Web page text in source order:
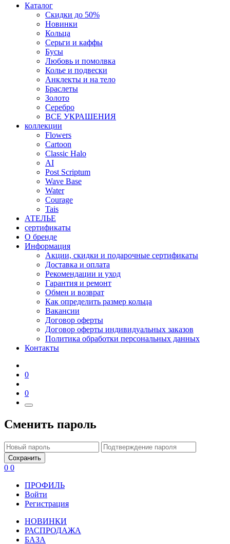
Каталог
Скидки до 50%
Новинки
Кольца
Серьги и каффы
Бусы
Любовь и помолвка
Колье и подвески
Анклекты и на тело
Браслеты
Золото
Серебро
ВСЕ УКРАШЕНИЯ
коллекции
Flowers
Cartoon
Classic Halo
AI
Post Scriptum
Wave Base
Water
Courage
Tais
АТЕЛЬЕ
сертификаты
О бренде
Информация
Акции, скидки и подарочные сертификаты
Доставка и оплата
Рекомендации и уход
Гарантия и ремонт
Обмен и возврат
Как определить размер кольца
Вакансии
Договор оферты
Договор оферты индивидуальных заказов
Политика обработки персональных данных
Контакты
0
0
Сменить пароль
Сохранить
0 0
ПРОФИЛЬ
Войти
Регистрация
НОВИНКИ
РАСПРОДАЖА
БАЗА